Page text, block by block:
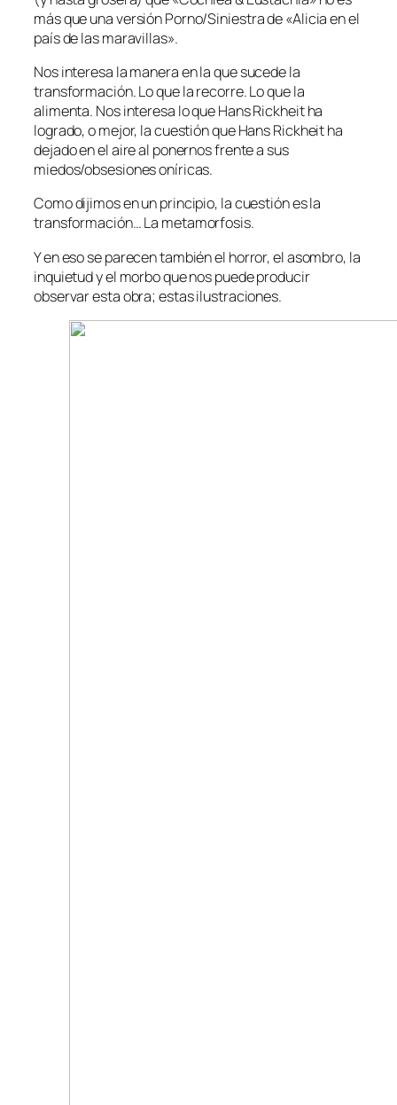
más que una versión Porno/Siniestra de «Alicia en el
país de las maravillas».
Nos interesa la manera en la que sucede la
transformación. Lo que la recorre. Lo que la
alimenta. Nos interesa lo que Hans Rickheit ha
logrado, o mejor, la cuestión que Hans Rickheit ha
dejado en el aire al ponernos frente a sus
miedos/obsesiones oníricas.
Como dijimos en un principio, la cuestión es la
transformación… La metamorfosis.
Y en eso se parecen también el horror, el asombro, la
inquietud y el morbo que nos puede producir
observar esta obra; estas ilustraciones.